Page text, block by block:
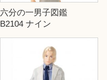
六分の一男子図鑑
B2104 ナイン